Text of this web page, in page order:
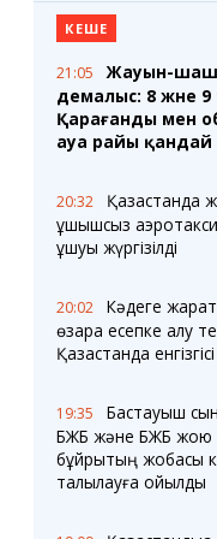
Соққылар
Аптаның
Ешкин жұлдыз
жорамалы
Медиа
Фото
Бейне
Timelapse
КЕШЕ
21:05
Жауын-
демалыс: 8 және
Қарағанды мен
ауа райы
20:32
Қазақстанда
ұшқышсыз
ұшуы жүргізілді
20:02
Кәдеге
өзара есепке алу
Қазақстанда
19:35
Бастауыш
БЖБ және БЖБ жою
бұйрықтың жобасы
талқылауға қойылды